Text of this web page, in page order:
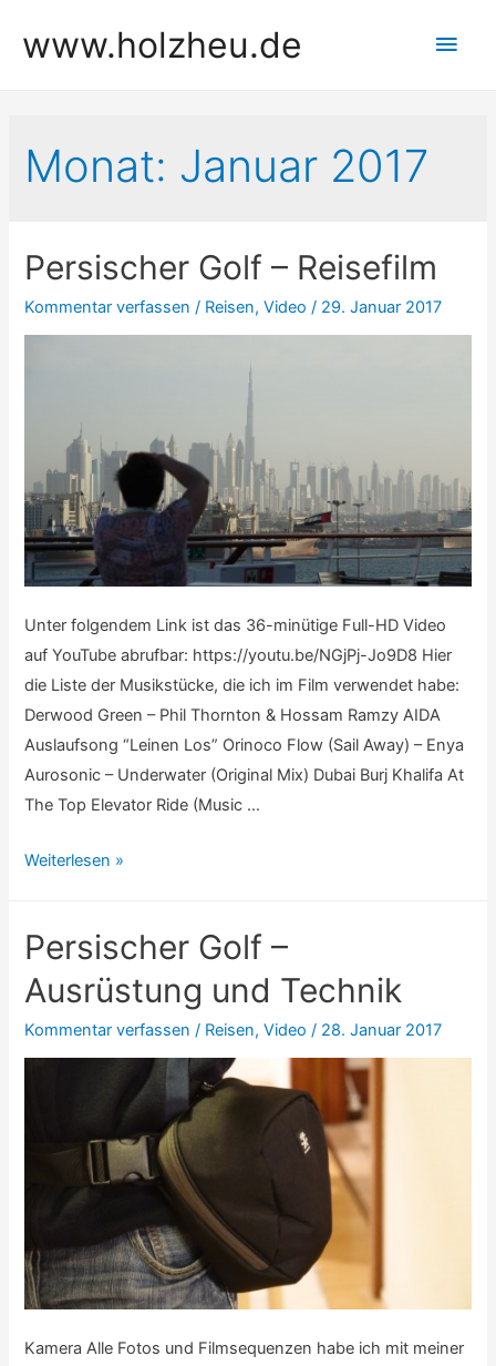
Inhaltwww.holzheu.de
Monat: Januar 2017
Persischer Golf – Reisefilm
Kommentar verfassen / Reisen,Video / 29. Januar 2017
Unter folgendem Link ist das 36-minütige Full-HD Video
auf YouTube abrufbar: https://youtu.be/NGjPj-Jo9D8 Hier
die Liste der Musikstücke, die ich im Film verwendet habe:
Derwood Green – Phil Thornton & Hossam Ramzy AIDA
Auslaufsong “Leinen Los” Orinoco Flow (Sail Away) – Enya
Aurosonic – Underwater (Original Mix) Dubai Burj Khalifa At
The Top Elevator Ride (Music …
Persischer
Reisefilm
Weiterlesen »
Persischer Golf –
Ausrüstung und Technik
Kommentar verfassen / Reisen,Video / 28. Januar 2017
Kamera Alle Fotos und Filmsequenzen habe ich mit meiner